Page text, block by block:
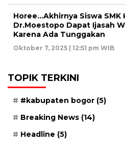
Horee…Akhirnya Siswa SMK
Dr.Moestopo Dapat Ijasah
Karena Ada Tunggakan
Oktober 7, 2025 | 12:51 pm WIB
TOPIK TERKINI
#kabupaten bogor (5)
Breaking News (14)
Headline (5)